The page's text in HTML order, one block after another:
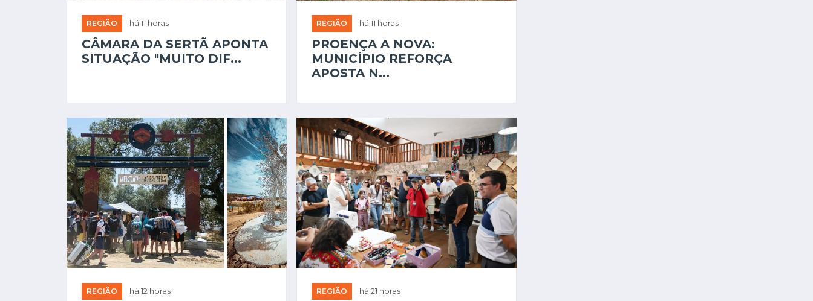
REGIÃO há 11 horas
CÂMARA DA SERTÃ APONTA
SITUAÇÃO "MUITO DIF...
REGIÃO há 11 horas
PROENÇA A NOVA:
MUNICÍPIO REFORÇA
APOSTA N...
REGIÃO há 12 horas REGIÃO há 21 horas